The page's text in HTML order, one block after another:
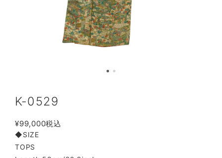
K-0529
¥99,000税込
◆SIZE
TOPS